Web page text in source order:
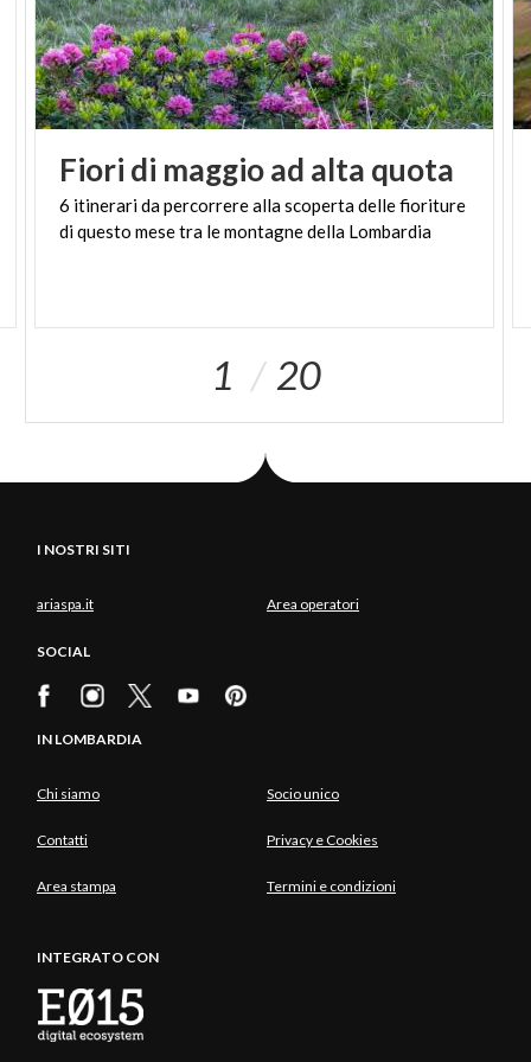
Fiori di maggioad alta quota
6 itineraridapercorrereallascopertadellefioriture
diquesto mesetra lemontagnedella Lombardia
1 20
I NOSTRI SITI
ariaspa.it Area operatori
SOCIAL
IN LOMBARDIA
Chi siamo Socio unico
Contatti Privacy e Cookies
Area stampa Termini e condizioni
INTEGRATO CON